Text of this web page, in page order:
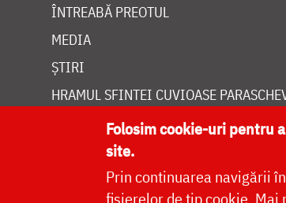
ÎNTREABĂ PREOTUL
MEDIA
ȘTIRI
HRAMUL SFINTEI CUVIOASE
Folosim cookie-uri pentru
site.
Prin continuarea navigării
fișierelor de tip cookie. Mai